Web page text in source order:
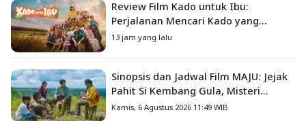
Review Film Kado untuk Ibu:
Perjalanan Mencari Kado yang
Mengajarkan Arti Keluarga
13 jam yang lalu
Sinopsis dan Jadwal Film MAJU: Jejak
Pahit Si Kembang Gula, Misteri
Hilangnya Bagas di Lokasi Jambore
Kamis, 6 Agustus 2026 11:49 WIB